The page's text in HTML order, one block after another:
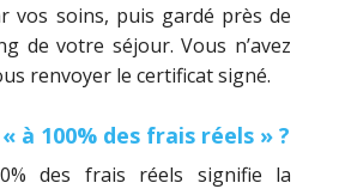
vos soins, puis gardé près de
de votre séjour. Vous n’avez
renvoyer le certificat signé.
à 100% des frais réels » ?
des frais réels signifie la